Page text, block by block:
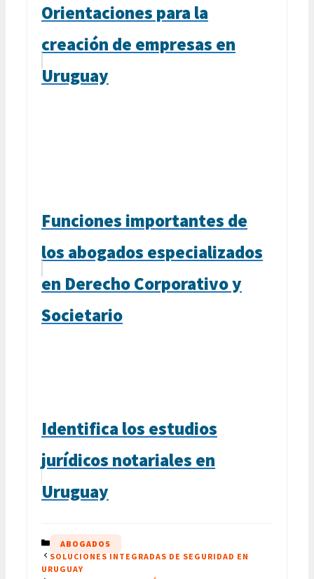
Orientaciones para la
creación de empresas en
Uruguay
Funciones importantes de
los abogados especializados
en Derecho Corporativo y
Societario
Identifica los estudios
jurídicos notariales en
Uruguay
CATEGORÍAS
ABOGADOS
SOLUCIONES INTEGRADAS DE SEGURIDAD EN
URUGUAY